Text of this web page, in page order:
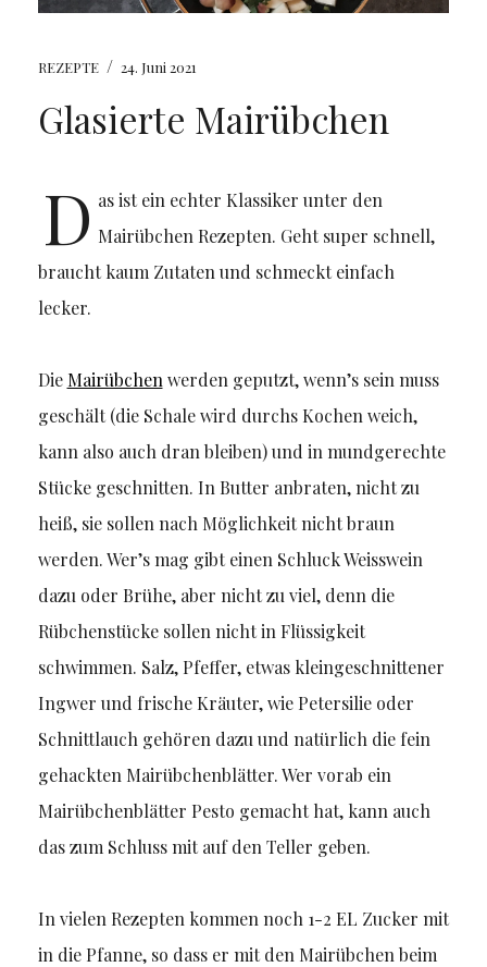
REZEPTE / 24. Juni 2021
Glasierte Mairübchen
D as ist ein echter Klassiker unter den
Mairübchen Rezepten. Geht super schnell,
braucht kaum Zutaten und schmeckt einfach
lecker.
Die Mairübchen werden geputzt, wenn’s sein muss
geschält (die Schale wird durchs Kochen weich,
kann also auch dran bleiben) und in mundgerechte
Stücke geschnitten. In Butter anbraten, nicht zu
heiß, sie sollen nach Möglichkeit nicht braun
werden. Wer’s mag gibt einen Schluck Weisswein
dazu oder Brühe, aber nicht zu viel, denn die
Rübchenstücke sollen nicht in Flüssigkeit
schwimmen. Salz, Pfeffer, etwas kleingeschnittener
Ingwer und frische Kräuter, wie Petersilie oder
Schnittlauch gehören dazu und natürlich die fein
gehackten Mairübchenblätter. Wer vorab ein
Mairübchenblätter Pesto gemacht hat, kann auch
das zum Schluss mit auf den Teller geben.
In vielen Rezepten kommen noch 1-2 EL Zucker mit
in die Pfanne, so dass er mit den Mairübchen beim